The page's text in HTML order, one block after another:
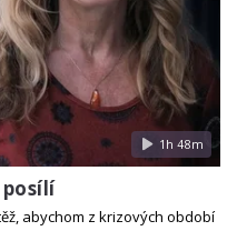
1h 48m
posílí
abychom z krizových období